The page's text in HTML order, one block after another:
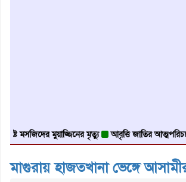
মুয়াজ্জিনের মৃত্যু আবৃত্তি জাতির আত্মপরিচয়ের
মাগুরায় হাজতখানা ভেঙ্গে